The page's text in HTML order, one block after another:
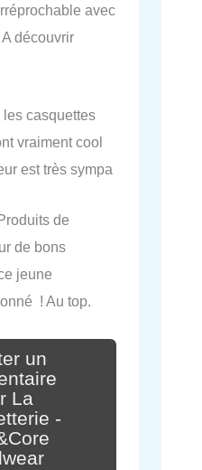
avec
découvrir
casquettes
vraiment cool
est très sympa
de
de bons
jeune
! Au top.
un
La
-